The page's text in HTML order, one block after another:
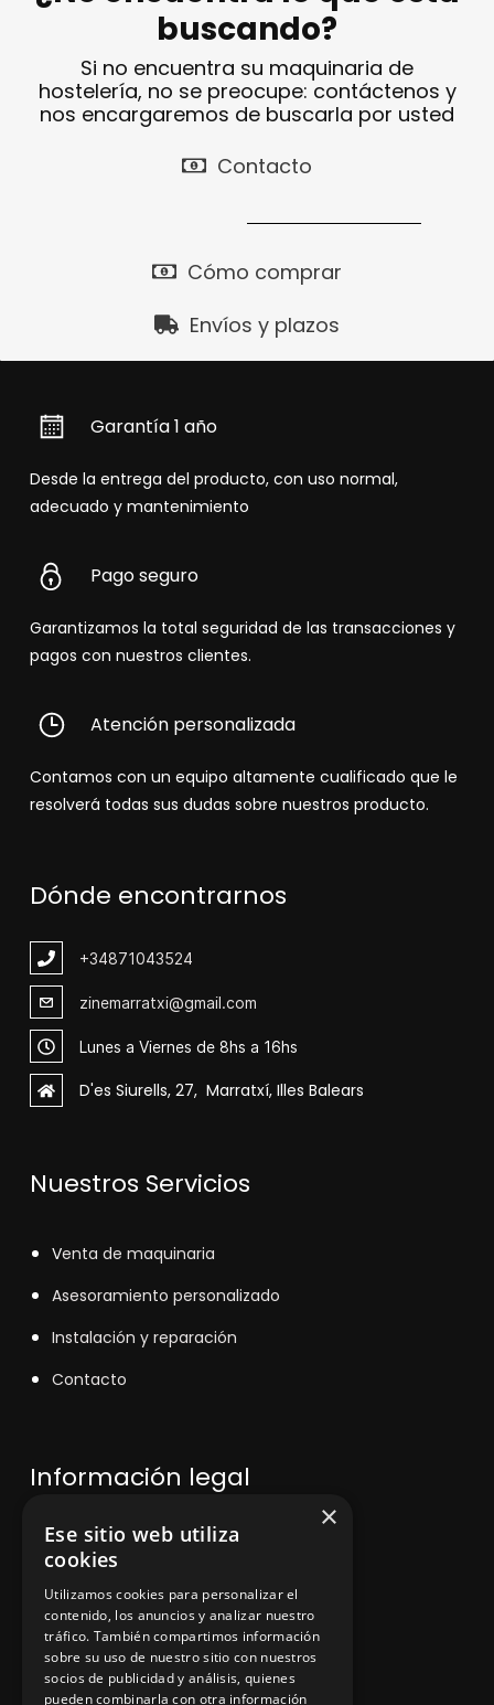
buscando?
Si no encuentra su maquinaria de
hostelería, no se preocupe: contáctenos y
nos encargaremos de buscarla por usted
Contacto
Cómo comprar
Envíos y plazos
Garantía 1 año
Desde la entrega del producto, con uso normal,
adecuado y mantenimiento
Pago seguro
Garantizamos la total seguridad de las transacciones y
pagos con nuestros clientes.
Atención personalizada
Contamos con un equipo altamente cualificado que le
resolverá todas sus dudas sobre nuestros producto.
Dónde encontrarnos
+34871043524
zinemarratxi@gmail.com
Lunes a Viernes de 8hs a 16hs
D'es Siurells, 27, Marratxí, Illes Balears
Nuestros Servicios
Venta de maquinaria
Asesoramiento personalizado
Instalación y reparación
Contacto
Información legal
Política de privacidad
Aviso legal
App Zine Hostelería
×
Ese sitio web utiliza
cookies
Utilizamos cookies para personalizar el
contenido, los anuncios y analizar nuestro
tráfico. También compartimos información
sobre su uso de nuestro sitio con nuestros
socios de publicidad y análisis, quienes
pueden combinarla con otra información